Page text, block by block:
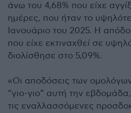
άνω του 4,68% που είχε
ημέρες, που ήταν το
Ιανουάριο του 2025. Η
που είχε εκτιναχθεί σε
διολίσθησε στο 5,09%.
«Οι αποδόσεις των
“γιο-γιο” αυτή την
τις εναλλασσόμενες